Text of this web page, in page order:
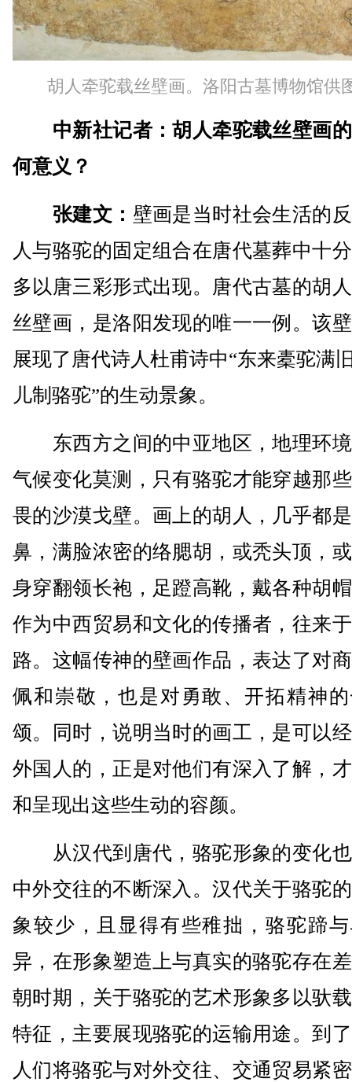
胡人牵驼载丝壁画。洛阳古墓博物馆供
中新社记者：胡人牵驼载丝壁画
何意义？
张建文： 壁画是当时社会生活的
人与骆驼的固定组合在唐代墓葬中十
多以唐三彩形式出现。唐代古墓的胡
丝壁画，是洛阳发现的唯一一例。该
展现了唐代诗人杜甫诗中“东来橐驼满
儿制骆驼”的生动景象。
东西方之间的中亚地区，地理环
气候变化莫测，只有骆驼才能穿越那
畏的沙漠戈壁。画上的胡人，几乎都
鼻，满脸浓密的络腮胡，或秃头顶，
身穿翻领长袍，足蹬高靴，戴各种胡
作为中西贸易和文化的传播者，往来
路。这幅传神的壁画作品，表达了对
佩和崇敬，也是对勇敢、开拓精神
颂。同时，说明当时的画工，是可以
外国人的，正是对他们有深入了解，
和呈现出这些生动的容颜。
从汉代到唐代，骆驼形象的变化
中外交往的不断深入。汉代关于骆驼
象较少，且显得有些稚拙，骆驼蹄
异，在形象塑造上与真实的骆驼存在
朝时期，关于骆驼的艺术形象多以驮
特征，主要展现骆驼的运输用途。到
人们将骆驼与对外交往、交通贸易紧